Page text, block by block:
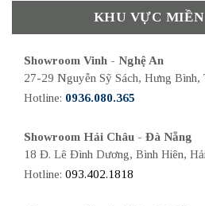
KHU VỰC
Showroom Vinh - Nghệ An
27-29 Nguyễn Sỹ Sách, Hưng Bình,
Hotline: 0936.080.365
Showroom Hải Châu - Đà Nẵng
18 Đ. Lê Đình Dương, Bình Hiên,
Hotline: 093.402.1818